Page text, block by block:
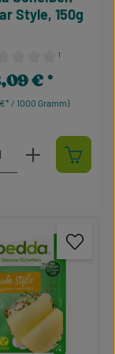
5 Sternen
Wert ein
¹
Style, 150g
/ 1000 Gramm)
Preis:
€
Anzahl: Gib